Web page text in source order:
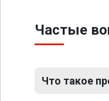
Частые
Что такое